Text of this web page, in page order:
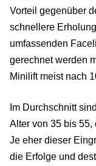
Vorteil gegenüber
schnellere
umfassenden
gerechnet werden
Minilift meist nach
Im Durchschnitt
Alter von 35 bis 55,
Je eher dieser
die Erfolge und